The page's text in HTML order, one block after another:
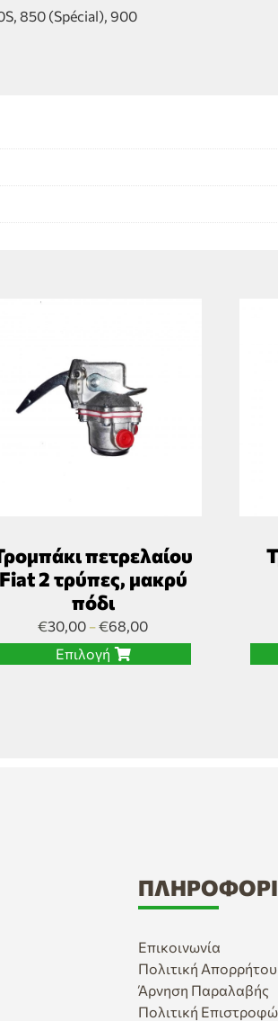
850 (Spécial), 900
πετρελαίου
Fiat 2 τρύπες, μακρύ
πόδι
€30,00 –€68,00
Επιλογή
Επικοινωνία
Πολιτική Απορρήτου
Άρνηση Παραλαβής
Πολιτική